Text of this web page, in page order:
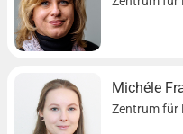
Michéle
Zentrum für